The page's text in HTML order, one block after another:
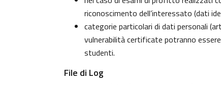
riconoscimento dell’interessato (dati
categorie particolari di dati personali
vulnerabilità certificate potranno
studenti.
File di Log